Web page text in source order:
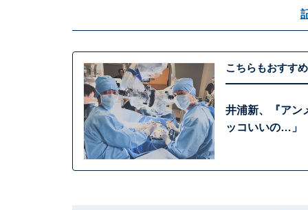
こちらもおすすめ
井浦新、『アン
ッコいいの…」